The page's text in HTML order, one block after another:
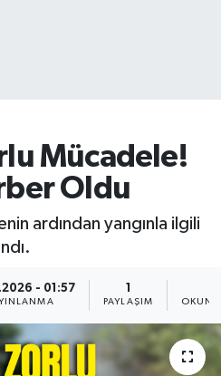
Mücadele!
Oldu
ardından yangınla ilgili
- 01:57
PAYLAŞIM